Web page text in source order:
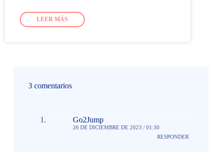
LEER MÁS
3 comentarios
Go2Jump
26 DE DICIEMBRE DE 2023 / 01:30
RESPONDER